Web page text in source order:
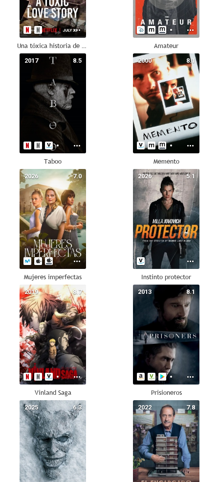
Una tóxica historia de amor Amateur
8.5
2017
Taboo
8.1
2000
Memento
7.0
2026
Mujeres imperfectas
5.1
2026
Instinto protector
8.7
2019
Vinland Saga
8.1
2013
Prisioneros
6.3
2025 7.8
2022